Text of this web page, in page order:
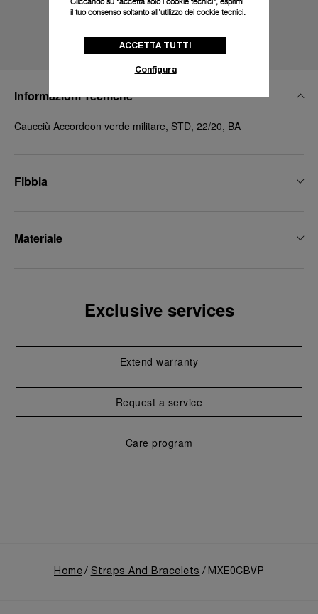
Informazioni Tecniche
Caucciù Accordeon verde militare, STD, 22/20, BA
Fibbia
Materiale
Exclusive services
Extend warranty
Request a service
Care program
Home Straps And Bracelets MXE0CBVP
il tuo consenso soltanto all’utilizzo dei cookie tecnici.
ACCETTA TUTTI
Configura